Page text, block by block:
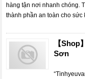
hàng tận nơi nhanh chóng.
thành phần an toàn cho sức
【
Sơn